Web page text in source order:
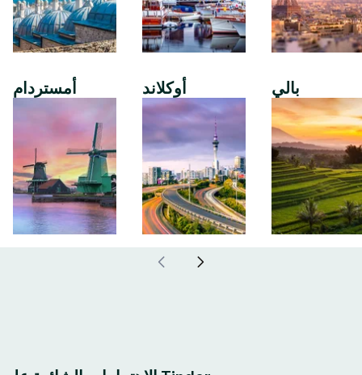
أمستردام أوكلاند بالي